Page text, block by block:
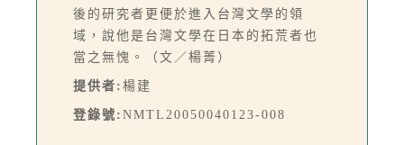
後的研究者更便於進入台灣文學的領
域，說他是台灣文學在日本的拓荒者也
當之無愧。（文／楊菁）
提供者: 楊建
登錄號: NMTL20050040123-008